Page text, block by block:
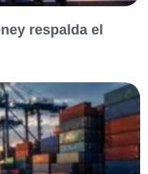
respalda el